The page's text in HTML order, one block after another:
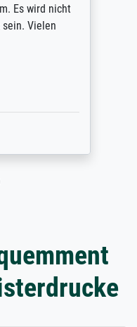
Es wird nicht
Vielen